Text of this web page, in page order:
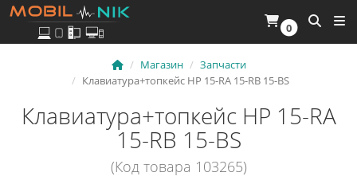
0
Магазин
Запчасти
Клавиатура+топкейс HP 15-RA 15-RB 15-BS
Клавиатура+топкейс HP 15-RA
15-RB 15-BS
(Код товара 103265)